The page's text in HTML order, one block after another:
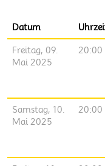
Datum
Freitag, 09.
Mai 2025
20:00
Samstag, 10.
Mai 2025
20:00